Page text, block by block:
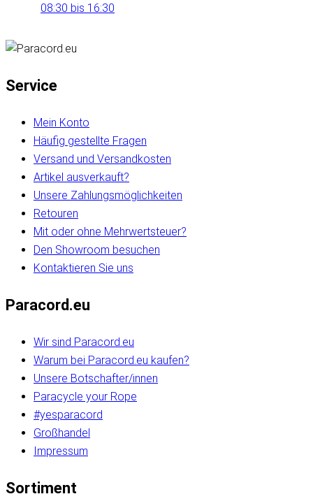
08:30 bis 16:30
Service
Mein Konto
Häufig gestellte Fragen
Versand und Versandkosten
Artikel ausverkauft?
Unsere Zahlungsmöglichkeiten
Retouren
Mit oder ohne Mehrwertsteuer?
Den Showroom besuchen
Kontaktieren Sie uns
Paracord.eu
Wir sind Paracord.eu
Warum bei Paracord.eu kaufen?
Unsere Botschafter/innen
Paracycle your Rope
#yesparacord
Großhandel
Impressum
Sortiment